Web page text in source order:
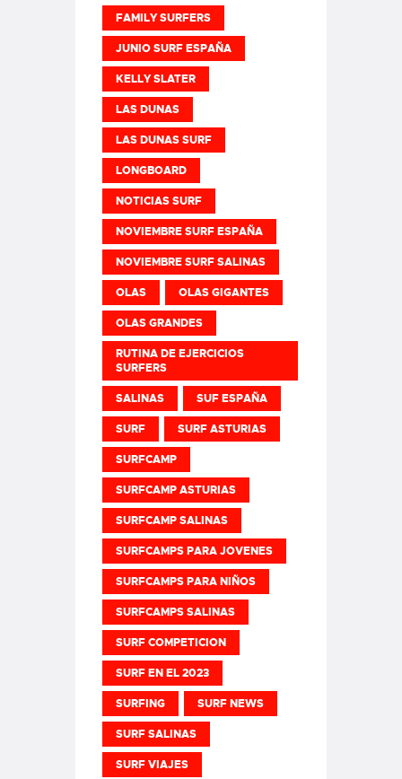
FAMILY SURFERS
JUNIO SURF ESPAÑA
KELLY SLATER
LAS DUNAS
LAS DUNAS SURF
LONGBOARD
NOTICIAS SURF
NOVIEMBRE SURF ESPAÑA
NOVIEMBRE SURF SALINAS
OLAS OLAS GIGANTES
OLAS GRANDES
RUTINA DE EJERCICIOS
SURFERS
SALINAS SUF ESPAÑA
SURF SURF ASTURIAS
SURFCAMP
SURFCAMP ASTURIAS
SURFCAMP SALINAS
SURFCAMPS PARA JOVENES
SURFCAMPS PARA NIÑOS
SURFCAMPS SALINAS
SURF COMPETICION
SURF EN EL 2023
SURFING SURF NEWS
SURF SALINAS
SURF VIAJES